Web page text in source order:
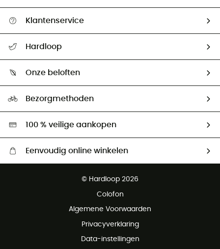
Klantenservice
Mijn zending volgen
Retourzendingen & Terugbetalingen
Hardloop
Ambassadeurs
Onze beloften
Hardgreen
Bezorgmethoden
100 % veilige aankopen
Eenvoudig online winkelen
Gratis retourneren binnen 100 dagen
© Hardloop 2026
Colofon
Algemene Voorwaarden
Privacyverklaring
Data-instellingen